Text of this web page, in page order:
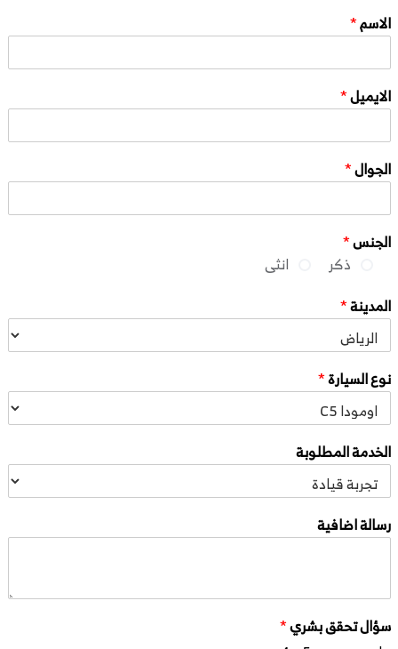
الاسم*
الايميل*
الجوال*
الجنس*
ذكر
انثى
المدينة*
نوع السيارة*
الخدمة المطلوبة
رسالة اضافية
سؤال تحقق بشري*